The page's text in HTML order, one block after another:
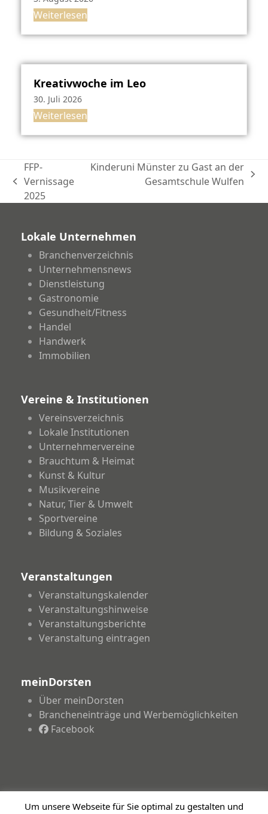
Weiterlesen
Kreativwoche im Leo
30. Juli 2026
Weiterlesen
vorheriger
Beitrag:
FFP-
Vernissage
2025
Kinderuni Münster zu Gast an der
Gesamtschule Wulfen
Lokale Unternehmen
Branchenverzeichnis
Unternehmensnews
Dienstleistung
Gastronomie
Gesundheit/Fitness
Handel
Handwerk
Immobilien
Vereine & Institutionen
Vereinsverzeichnis
Lokale Institutionen
Unternehmervereine
Brauchtum & Heimat
Kunst & Kultur
Musikvereine
Natur, Tier & Umwelt
Sportvereine
Bildung & Soziales
Veranstaltungen
Veranstaltungskalender
Veranstaltungshinweise
Veranstaltungsberichte
Veranstaltung eintragen
meinDorsten
Über meinDorsten
Brancheneinträge und Werbemöglichkeiten
Facebook
Copyright 2026 - meinDorsten.de - Informationen für
Um unsere Webseite für Sie optimal zu gestalten und